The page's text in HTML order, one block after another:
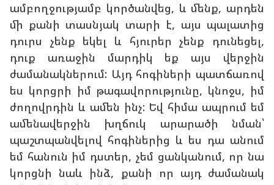
ամբողջությամբ կործանվեց, և մենք, արդեն
մի քանի տասնյակ տարի է, այս պալատից
դուրս չենք եկել և հյուրեր չենք դունեցել,
դուք առաջին մարդիկ եք այս վերջին
ժամանակներում: Այդ հոգիների պատճառով
ես կորցրի իմ թագավորությունը, կնոջս, իմ
ժողովրդին և ամեն ինչ: Եվ հիմա ապրում եմ
ամենավերջին խղճուկ արարածի նման՝
պաշտպանվելով հոգիներից և ես դա անում
եմ հանուն իմ դստեր, չեմ ցանկանում, որ նա
կորցնի նաև ինձ, քանի որ այդ ժամանակ